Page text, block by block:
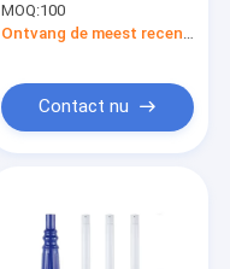
Straatlantaarnpool
voor Openlucht
MOQ:100
Ontvang de meest recente Prijs
Contact nu